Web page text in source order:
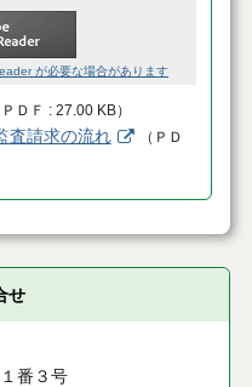
が必要な場合があります
ＰＤＦ 27.00 KB）
査請求の流れ （ ＰＤ
せ
番３号